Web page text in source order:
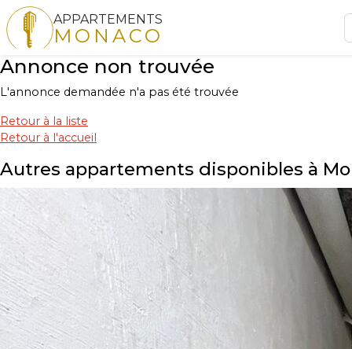
APPARTEMENTS
MONACO
Annonce non trouvée
L'annonce demandée n'a pas été trouvée
Retour à la liste
Retour à l'accueil
Autres appartements disponibles à